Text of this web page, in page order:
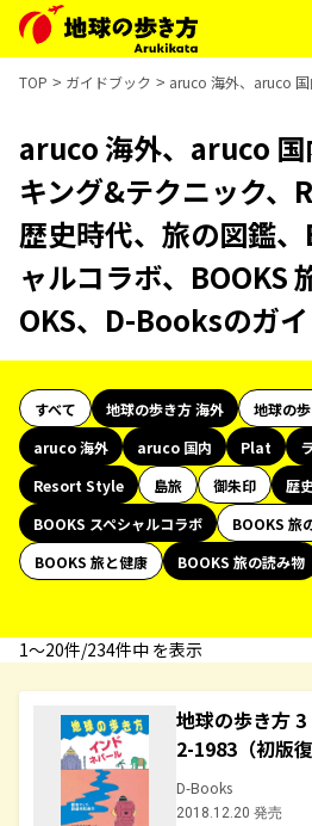
TOP ガイドブック aruco 海外、aruco
aruco 海外、aruco
キング&テクニック、
歴史時代、旅の図鑑、
ャルコラボ、BOOKS
OKS、D-Booksのガ
すべて 地球の歩き方 海外
地球の
aruco 海外
aruco 国内 Plat
Resort Style
島旅 御朱印 歴
BOOKS スペシャルコラボ
BOOKS 旅
BOOKS 旅と健康
BOOKS 旅の読み物
1〜20件/234件中 を表示
地球の歩き方
2-1983（初版復
D-Books
2018.12.20 発売